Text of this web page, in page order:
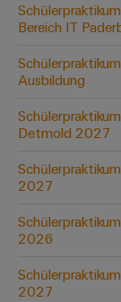
Bereich IT
Ausbildung
Detmold 2027
2027
2026
2027